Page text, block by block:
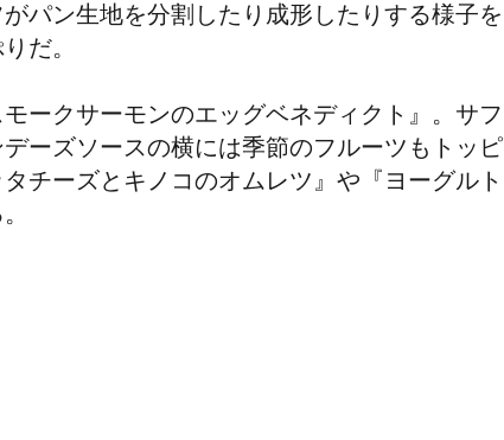
パン生地を分割したり成形したりする様子を
だ。
ークサーモンのエッグベネディクト』。サフ
ーズソースの横には季節のフルーツもトッピ
チーズとキノコのオムレツ』や『ヨーグルト